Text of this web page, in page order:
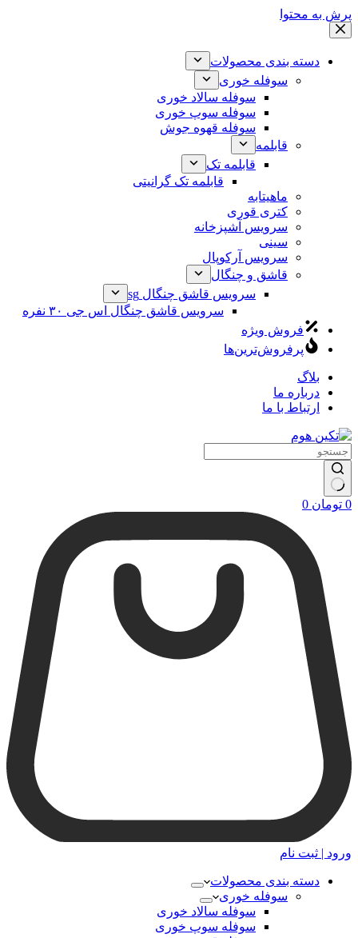
پرش به محتوا
دسته بندی محصولات
سوفله خوری
سوفله سالاد خوری
سوفله سوپ خوری
سوفله قهوه جوش
قابلمه
قابلمه تک
قابلمه تک گرانیتی
ماهیتابه
کتری قوری
سرویس آشپزخانه
سینی
سرویس آرکوپال
قاشق و چنگال
سرویس قاشق چنگال sg
سرویس قاشق چنگال اس جی ۳۰ نفره
فروش ویژه
پرفروش‌ترین‌ها
بلاگ
درباره ما
ارتباط با ما
سبد
0 تومان 0
ورود | ثبت نام
دسته بندی محصولات
سوفله خوری
سوفله سالاد خوری
سوفله سوپ خوری